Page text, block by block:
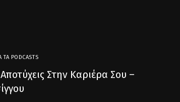
ΤΑ PODCASTS
Στην Καριέρα Σου –